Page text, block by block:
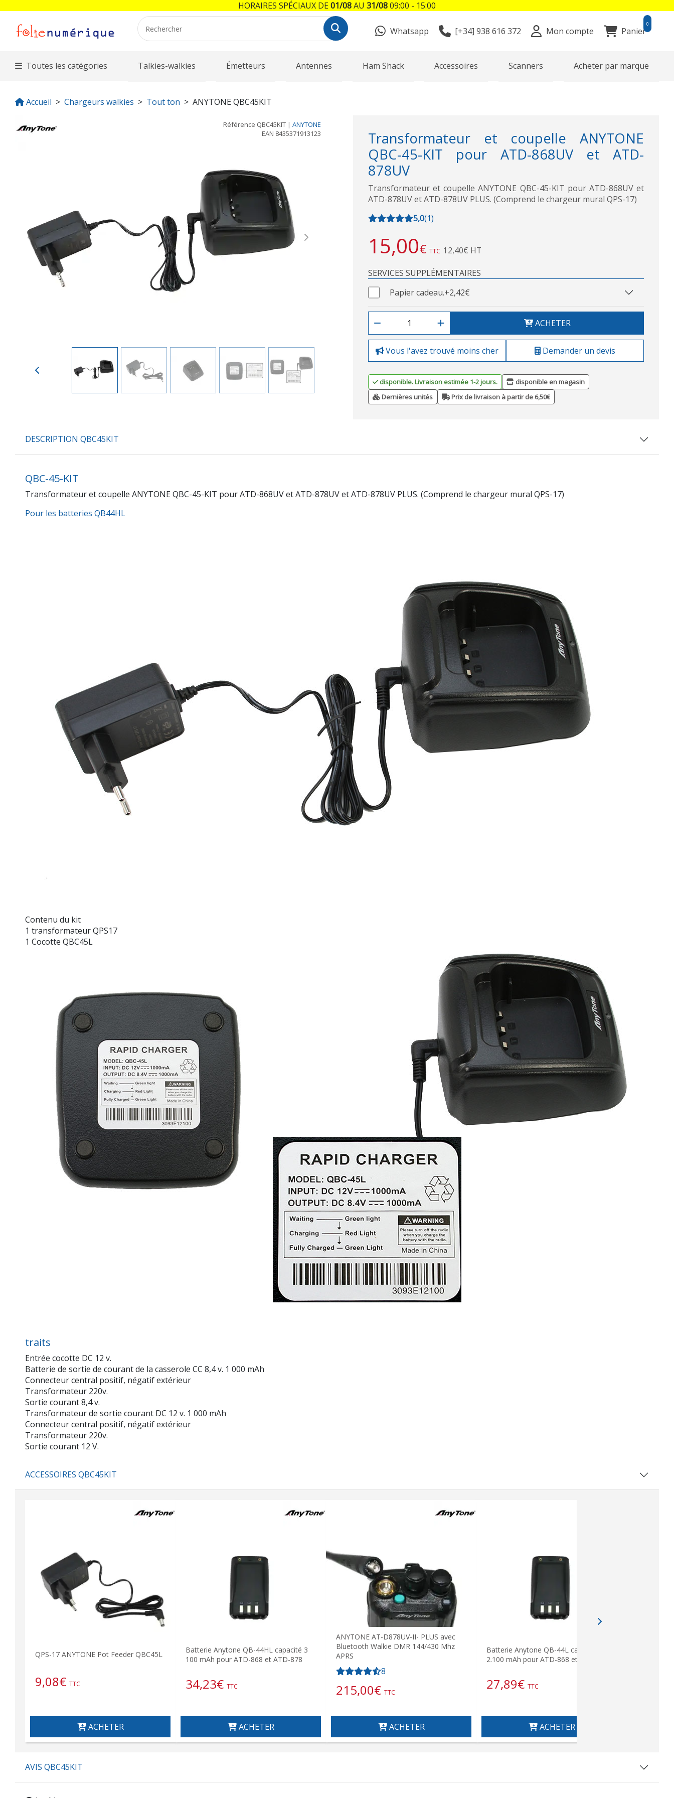
Whatsapp [+34] 938 616 372 Mon compte Panier
0
Toutes les catégories Talkies-walkies Émetteurs Antennes Ham Shack Accessoires Scanners Acheter par marque
Accueil Chargeurs walkies Tout ton ANYTONE QBC45KIT
Référence QBC45KIT | ANYTONE
EAN 8435371913123
Previous Next
Transformateur et coupelle ANYTONE
QBC-45-KIT pour ATD-868UV et ATD-
878UV
Transformateur et coupelle ANYTONE QBC-45-KIT pour ATD-868UV et
ATD-878UV et ATD-878UV PLUS. (Comprend le chargeur mural QPS-17)
5,0(1)
15,00€ TTC 12,40€ HT
SERVICES SUPPLÉMENTAIRES
Papier cadeau.+2,42€
ACHETER
Vous l'avez trouvé moins cher Demander un devis
disponible. Livraison estimée 1-2 jours.
disponible en magasin
Dernières unités
Prix de livraison à partir de 6,50€
DESCRIPTION QBC45KIT
QBC-45-KIT
Transformateur et coupelle ANYTONE QBC-45-KIT pour ATD-868UV et ATD-878UV et ATD-878UV PLUS. (Comprend le chargeur mural QPS-17)
Pour les batteries QB44HL
Contenu du kit
1 transformateur QPS17
1 Cocotte QBC45L
traits
Entrée cocotte DC 12 v.
Batterie de sortie de courant de la casserole CC 8,4 v. 1 000 mAh
Connecteur central positif, négatif extérieur
Transformateur 220v.
Sortie courant 8,4 v.
Transformateur de sortie courant DC 12 v. 1 000 mAh
Connecteur central positif, négatif extérieur
Transformateur 220v.
Sortie courant 12 V.
ACCESSOIRES QBC45KIT
QPS-17 ANYTONE Pot Feeder QBC45L
9,08€ TTC
ACHETER
Batterie Anytone QB-44HL capacité 3
100 mAh pour ATD-868 et ATD-878
34,23€ TTC
ACHETER
ANYTONE AT-D878UV-II- PLUS avec
Bluetooth Walkie DMR 144/430 Mhz
APRS
8
215,00€ TTC
ACHETER
Batterie Anytone QB-44L capacité
2.100 mAh pour ATD-868 et ATD-878
27,89€ TTC
ACHETER
AVIS QBC45KIT
HORAIRES SPÉCIAUX DE01/08AU 31/0809:00 - 15:00